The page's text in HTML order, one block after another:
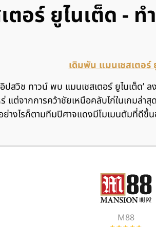
อร์ ยูไนเต็ด -
เดิมพัน แมนเชสเตอร์
วิช ทาวน์ พบ แมนเชสเตอร์ ยูไนเต็ด’
แต่จากการคว้าชัยเหนือคลับไก่ในเกม
ย่างไรก็ตามทีมปิศาจแดงมีโมเมนตัมที่
M88